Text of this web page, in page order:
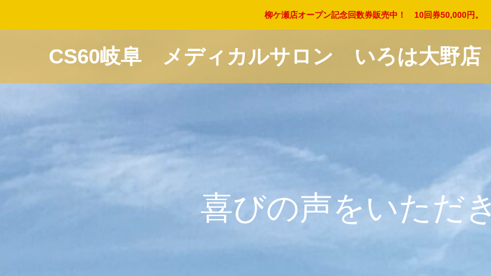
柳ケ瀬店オープン記念回数券販売中！ 10回券50,000円
CS60岐阜 メディカルサロン いろは大野店
喜びの声をいただき